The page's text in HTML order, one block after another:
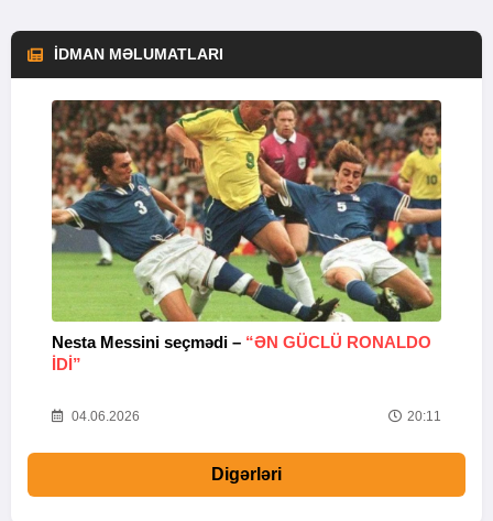
İDMAN MƏLUMATLARI
Nesta Messini seçmədi – “ƏN GÜCLÜ RONALDO
IDI”
04.06.2026 20:11
Digərləri